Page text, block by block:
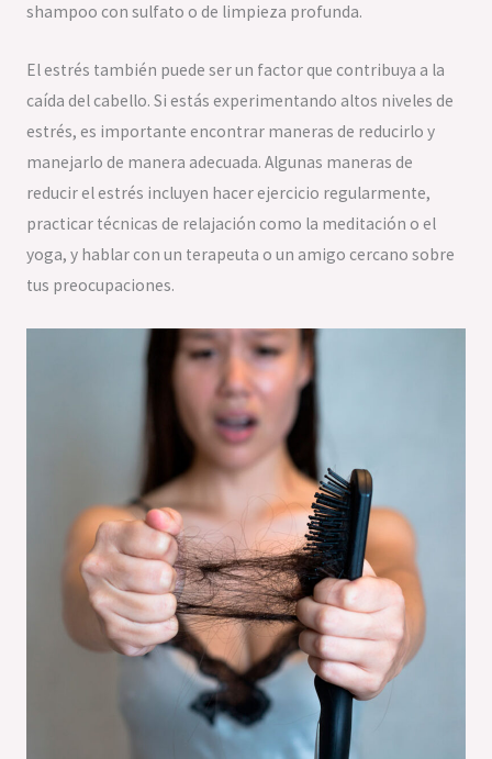
shampoo con sulfato o de limpieza profunda.
El estrés también puede ser un factor que contribuya a la
caída del cabello. Si estás experimentando altos niveles de
estrés, es importante encontrar maneras de reducirlo y
manejarlo de manera adecuada. Algunas maneras de
reducir el estrés incluyen hacer ejercicio regularmente,
practicar técnicas de relajación como la meditación o el
yoga, y hablar con un terapeuta o un amigo cercano sobre
tus preocupaciones.